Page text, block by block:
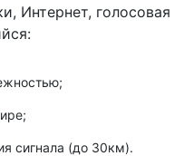
Интернет, голосовая
сигнала (до 30км).